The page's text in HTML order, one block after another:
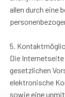
allen durch eine
5.
Die Internetseite
gesetzlichen
elektronische
sowie eine